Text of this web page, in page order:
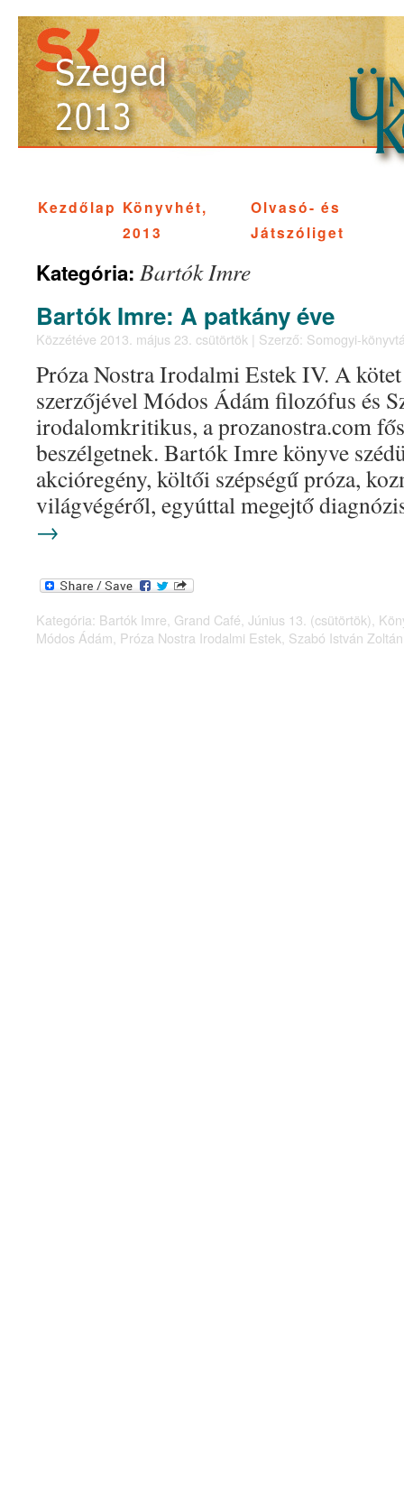
Kezdőlap Könyvhét,
2013
Olvasó- és
Játszóliget
Kategória: Bartók Imre
Bartók Imre: A patkány éve
Közzétéve 2013. május 23. csütörtök | Szerző: Somogyi-
Próza Nostra Irodalmi Estek IV. A
szerzőjével Módos Ádám filozófus és
irodalomkritikus, a prozanostra.com
beszélgetnek. Bartók Imre könyve
akcióregény, költői szépségű próza,
világvégéről, egyúttal megejtő
→
Kategória: Bartók Imre, Grand Café, Június 13. (csütörtök),
Módos Ádám, Próza Nostra Irodalmi Estek, Szabó István Zoltán